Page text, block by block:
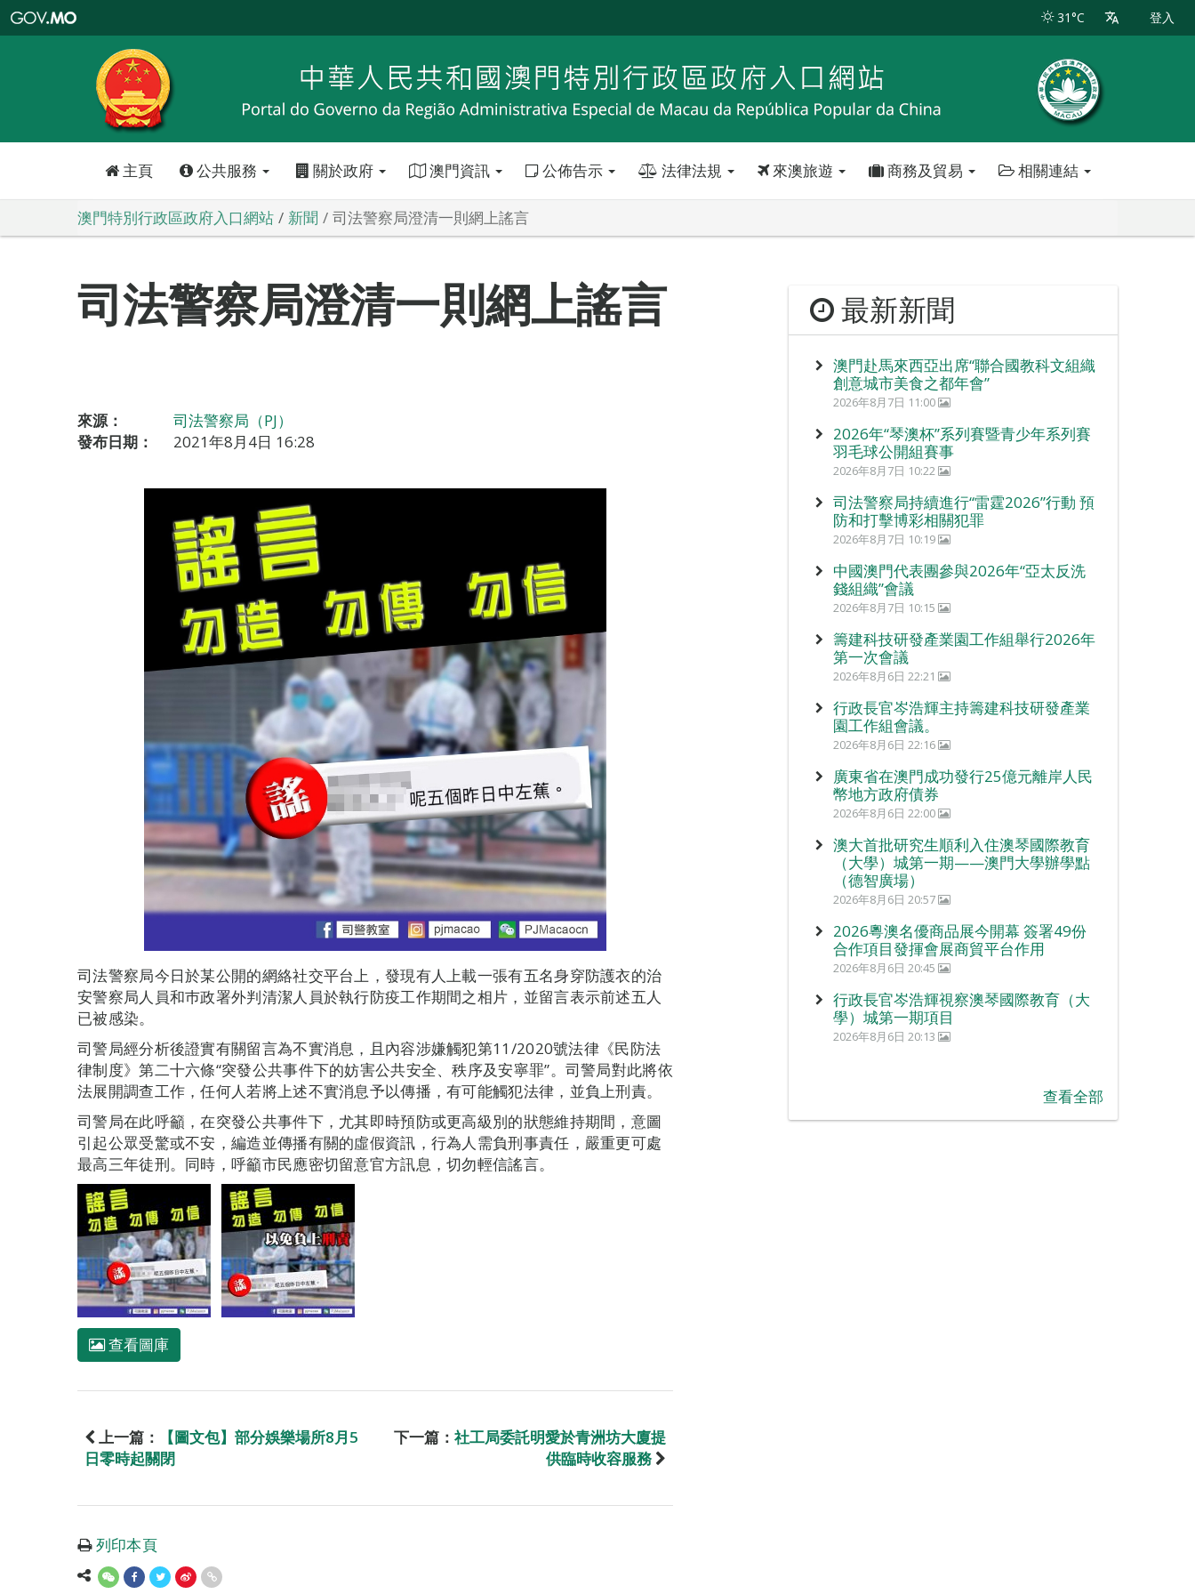
特
政
區
政
口
31°C 登入
主頁 公共服務 關於政府 澳門資訊 公佈告示 法律法規 來澳旅遊 商務及貿易 相關連結
澳門特別行政區政府入口網站 新聞 司法警察局澄清一則網上謠言
司法警察局澄清一則網上謠言
來源：
司法警察局（PJ）
發布日期：
2021年8月4日 16:28
司法警察局今日於某公開的網絡社交平台上，發現有人上載一張有五名身穿防護衣的治
安警察局人員和巿政署外判清潔人員於執行防疫工作期間之相片，並留言表示前述五人
已被感染。
司警局經分析後證實有關留言為不實消息，且內容涉嫌觸犯第11/2020號法律《民防法
律制度》第二十六條“突發公共事件下的妨害公共安全、秩序及安寧罪”。司警局對此將依
法展開調查工作，任何人若將上述不實消息予以傳播，有可能觸犯法律，並負上刑責。
司警局在此呼籲，在突發公共事件下，尤其即時預防或更高級別的狀態維持期間，意圖
引起公眾受驚或不安，編造並傳播有關的虛假資訊，行為人需負刑事責任，嚴重更可處
最高三年徒刑。同時，呼籲市民應密切留意官方訊息，切勿輕信謠言。
查看圖庫
上一篇：
【圖文包】部分娛樂場所8月5
日零時起關閉
下一篇： 社工局委託明愛於青洲坊大廈提
供臨時收容服務
列印本頁
最新新聞
澳門赴馬來西亞出席“聯合國教科文組織
創意城市美食之都年會”
2026年8月7日 11:00
2026年“琴澳杯”系列賽暨青少年系列賽
羽毛球公開組賽事
2026年8月7日 10:22
司法警察局持續進行“雷霆2026”行動 預
防和打擊博彩相關犯罪
2026年8月7日 10:19
中國澳門代表團參與2026年“亞太反洗
錢組織”會議
2026年8月7日 10:15
籌建科技研發產業園工作組舉行2026年
第一次會議
2026年8月6日 22:21
行政長官岑浩輝主持籌建科技研發產業
園工作組會議。
2026年8月6日 22:16
廣東省在澳門成功發行25億元離岸人民
幣地方政府債券
2026年8月6日 22:00
澳大首批研究生順利入住澳琴國際教育
（大學）城第一期——澳門大學辦學點
（德智廣場）
2026年8月6日 20:57
2026粵澳名優商品展今開幕 簽署49份
合作項目發揮會展商貿平台作用
2026年8月6日 20:45
行政長官岑浩輝視察澳琴國際教育（大
學）城第一期項目
2026年8月6日 20:13
查看全部